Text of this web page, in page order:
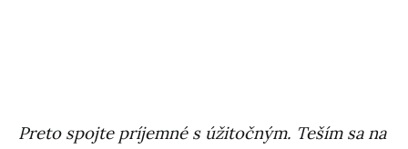
Preto spojte príjemné s úžitočným. Teším sa na